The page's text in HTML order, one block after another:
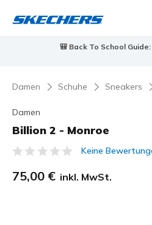
🎒 Back To School Guide:
Damen Schuhe Sneakers
Damen
Billion 2 - Monroe
4,3 von 5 Kundenbewertungen
Keine
75,00 € inkl. MwSt.